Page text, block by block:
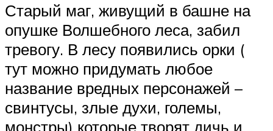
Старый маг, живущий в башне на
опушке Волшебного леса, забил
тревогу. В лесу появились орки (
тут можно придумать любое
название вредных персонажей –
свинтусы, злые духи, големы,
монстры) которые творят дичь и